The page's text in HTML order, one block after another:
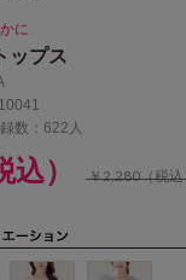
に
ップス
数：622人
） ￥2,280（税込